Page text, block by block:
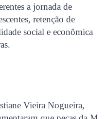
a jornada de
retenção de
social e econômica
Vieira Nogueira,